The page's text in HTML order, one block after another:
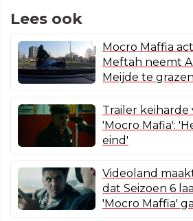
Lees ook
Mocro Maffia
Meftah neemt
Meijde te grazen
Trailer keiharde
'Mocro Mafia':
eind'
Videoland
dat Seizoen 6
'Mocro Maffia'